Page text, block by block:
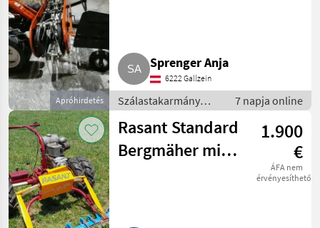
Apróhirdetés
Sprenger Anja
6222 Gallzein
Szálastakarmány
betakarítók / Hegyi
gépesítés
7 napja online
Rasant Standard
Bergmäher mit
1.900
€
ÁFA nem
érvényesíthető